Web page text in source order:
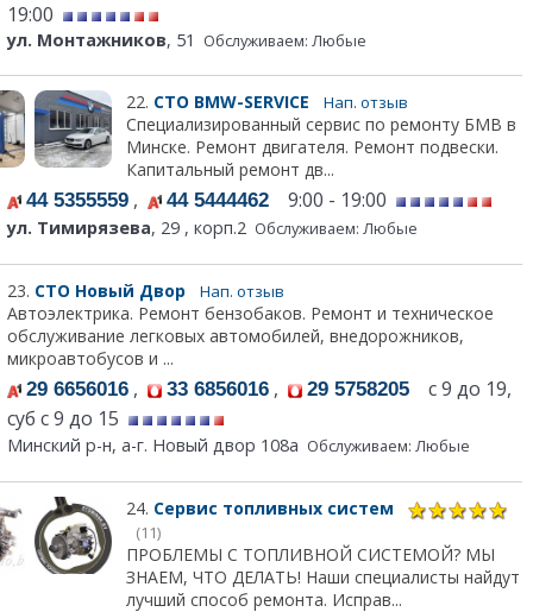
19:00
ул. Монтажников, 51 Обслуживаем: Любые
22. СТО BMW-SERVICE Нап. отзыв
Специализированный сервис по ремонту БМВ в
Минске. Ремонт двигателя. Ремонт подвески.
Капитальный ремонт дв...
44 5355559 , 44 5444462 9:00 - 19:00
ул. Тимирязева, 29 , корп.2 Обслуживаем: Любые
23. СТО Новый Двор Нап. отзыв
Автоэлектрика. Ремонт бензобаков. Ремонт и техническое
обслуживание легковых автомобилей, внедорожников,
микроавтобусов и ...
29 6656016 , 33 6856016 , 29 5758205 с 9 до 19,
суб с 9 до 15
Минский р-н, а-г. Новый двор 108а Обслуживаем: Любые
24. Сервис топливных систем
(11)
ПРОБЛЕМЫ С ТОПЛИВНОЙ СИСТЕМОЙ? МЫ
ЗНАЕМ, ЧТО ДЕЛАТЬ! Наши специалисты найдут
лучший способ ремонта. Исправ...